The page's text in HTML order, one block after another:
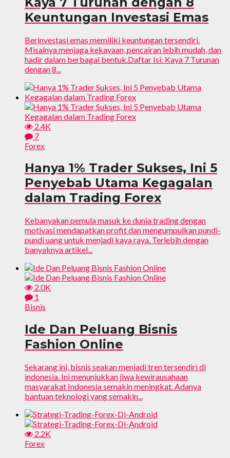
Keuntungan Investasi Emas
Berinvestasi emas memiliki keuntungan tersendiri.
Misalnya menjaga kekayaan, pencairan lebih mudah, dan
hadir dalam berbagai bentuk.Daftar Isi: Kaya 7 Turunan
dengan 8...
2.4K
7
Forex
Hanya 1% Trader Sukses, Ini 5
Penyebab Utama Kegagalan
dalam Trading Forex
Kebanyakan pemula masuk ke dunia trading dengan
motivasi mendapatkan profit dan mengumpulkan pundi-
pundi uang untuk menjadi kaya raya. Terlebih dengan
banyaknya artikel...
2.0K
1
Bisnis
Ide Dan Peluang Bisnis
Fashion Online
Sekarang ini, bisnis seakan menjadi tren tersendiri di
indonesia. Ini menunjukkan jiwa kewirausahaan
masyarakat Indonesia semakin meningkat. Adanya
bantuan teknologi yang semakin...
2.2K
Forex